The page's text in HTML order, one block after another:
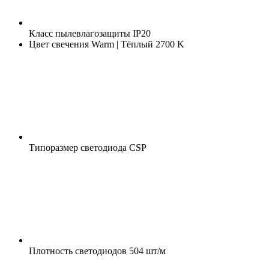
Класс пылевлагозащиты IP20
Цвет свечения Warm | Тёплый 2700 K
Типоразмер светодиода CSP
Плотность светодиодов 504 шт/м